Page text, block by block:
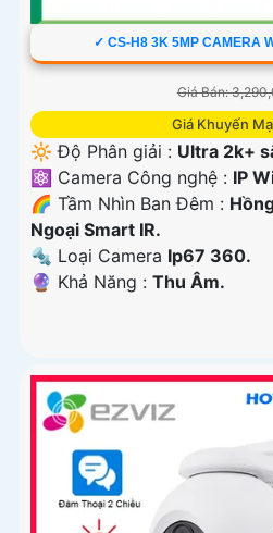
✓ CS-H8 3K 5MP CAMERA
Giá Bán:
Giá Khuyến
🔆 Độ Phân giải : Ultra 2k+
⚛️ Camera Công nghệ : IP
🌈 Tầm Nhìn Ban Đêm :
Ngoại Smart IR.
🔩 Loại Camera Ip67 360.
️🔮 Khả Năng : Thu Âm.